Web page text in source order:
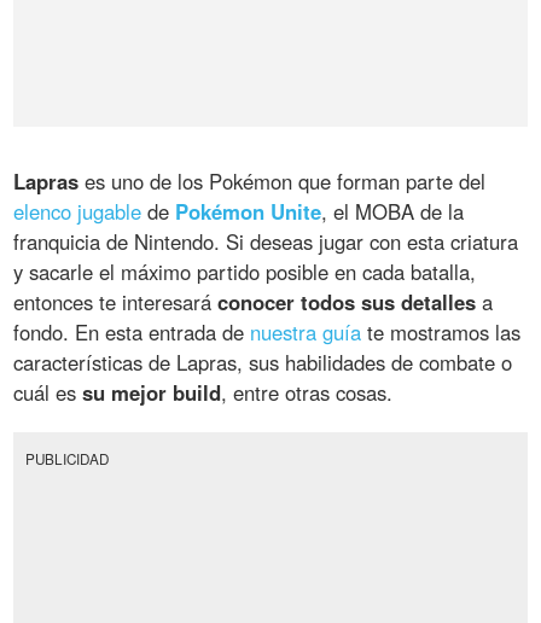
Lapras es uno de los Pokémon que forman parte del
elenco jugable de Pokémon Unite, el MOBA de la
franquicia de Nintendo. Si deseas jugar con esta criatura
y sacarle el máximo partido posible en cada batalla,
entonces te interesaráconocer todos sus detalles a
fondo. En esta entrada de nuestra guía te mostramos las
características de Lapras, sus habilidades de combate o
cuál essu mejor build, entre otras cosas.
PUBLICIDAD